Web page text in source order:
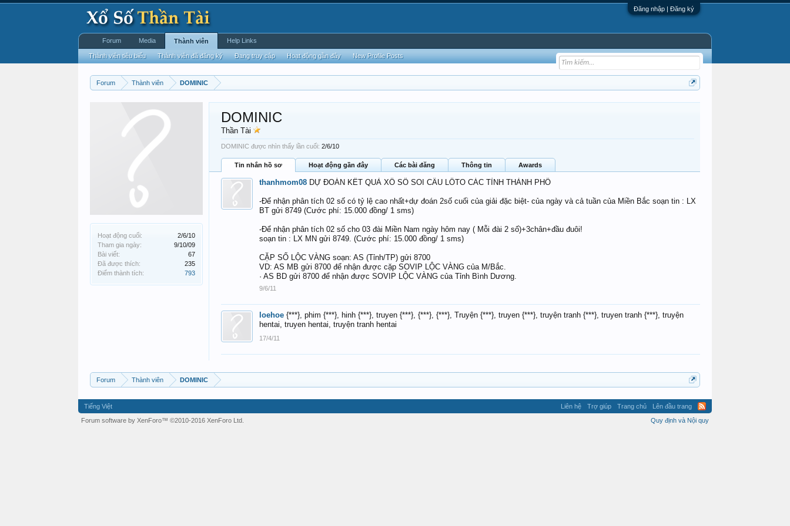
Đăng nhập | Đăng ký
Forum Thành viên DOMINIC
Hoạt động cuối:
2/6/10
Tham gia ngày:
9/10/09
Bài viết:
67
Đã được thích:
235
Điểm thành tích:
793
DOMINIC
Thần Tài
DOMINIC được nhìn thấy lần cuối: 2/6/10
Tin nhắn hồ sơ Hoạt động gần đây Các bài đăng Thông tin Awards
thanhmom08 DỰ ĐOÁN KẾT QUẢ XỔ SỐ SOI CẦU LÔTO CÁC TỈNH THÀNH PHỐ
-Để nhận phân tích 02 số có tỷ lệ cao nhất+dự đoán 2số cuối của giải đặc biệt- của ngày và cả tuần của Miền Bắc soạn tin : LX
BT gửi 8749 (Cước phí: 15.000 đồng/ 1 sms)
-Để nhận phân tích 02 số cho 03 đài Miền Nam ngày hôm nay ( Mỗi đài 2 số)+3chân+đầu đuôi!
soạn tin : LX MN gửi 8749. (Cước phí: 15.000 đồng/ 1 sms)
CẶP SỐ LỘC VÀNG soạn: AS (Tỉnh/TP) gửi 8700
VD: AS MB gửi 8700 để nhận được cặp SOVIP LỘC VÀNG của M/Bắc.
· AS BD gửi 8700 để nhận được SOVIP LỘC VÀNG của Tỉnh Bình Dương.
9/6/11
loehoe {***}, phim {***}, hinh {***}, truyen {***}, {***}, {***}, Truyện {***}, truyen {***}, truyện tranh {***}, truyen tranh {***}, truyện
hentai, truyen hentai, truyện tranh hentai
17/4/11
Forum Thành viên DOMINIC
Forum Media Thành viên
Thành viên tiêu biểu Thành viên đã đăng ký Đang truy cập Hoạt động gần đây New Profile Posts
Help Links
Tiếng Việt Liên hệ Trợ giúp Trang chủ
Lên đầu trang
Quy định và Nội quy
Forum software by XenForo™ ©2010-2016 XenForo Ltd.